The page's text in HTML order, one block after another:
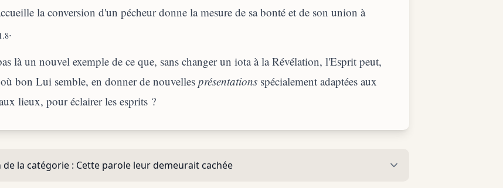
la conversion d'un pécheur donne la mesure de sa bonté et de son union à
.
là un nouvel exemple de ce que, sans changer un iota à la Révélation, l'Esprit peut,
bon Lui semble, en donner de nouvelles présentations spécialement adaptées aux
lieux, pour éclairer les esprits ?
la catégorie : Cette parole leur demeurait cachée